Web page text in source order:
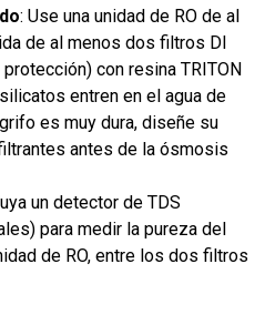
: Use una unidad de RO de al
de al menos dos filtros DI
con resina TRITON
entren en el agua de
es muy dura, diseñe su
antes de la ósmosis
un detector de TDS
para medir la pureza del
de RO, entre los dos filtros